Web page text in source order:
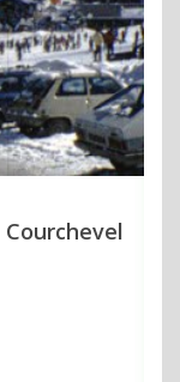
Courchevel